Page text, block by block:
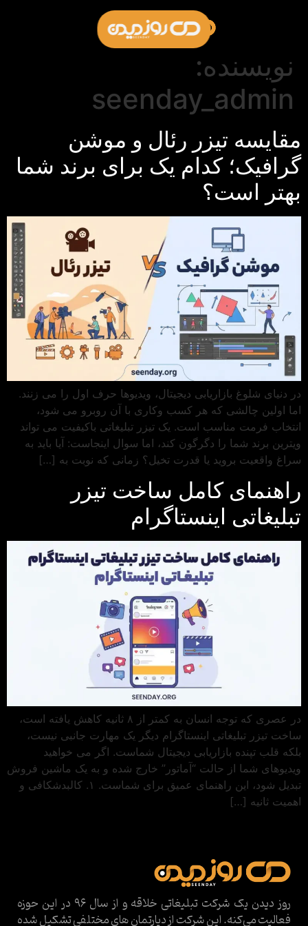
نویسنده:
seenday_admin
مقایسه تیزر رئال و موشن
گرافیک؛ کدام یک برای برند شما
بهتر است؟
در دنیای شلوغ بازاریابی دیجیتال، ویدیوها حرف اول را می زنند.
اما اولین چالشی که هر کسب وکاری با آن روبرو می شود،
انتخاب فرمت مناسب است. یک تیزر تبلیغاتی باکیفیت می تواند
ویترین برند شما را دگرگون کند، اما سوال اینجاست: آیا باید به
سراغ واقعیت بروید یا قدرت تخیل؟ زمانی که نوبت به […]
راهنمای کامل ساخت تیزر
تبلیغاتی اینستاگرام
در عصری که توجه انسان به کمتر از ۸ ثانیه کاهش یافته است،
ساخت تیزر تبلیغاتی اینستاگرام دیگر یک مهارت جانبی نیست،
بلکه قلب تپنده بازاریابی دیجیتال شماست. اگر می خواهید
ویدیوهای شما از حالت “آماتور” خارج شده و به یک ماشین فروش
تبدیل شود، این راهنمای عمیق برای شماست. ۱. کالبدشکافی و
اهمیت ثانیه […]
روز دیدن یک شرکت تبلیغاتی خلاقه و از سال ۹۶ در این حوزه
فعالیت می‌کنه. این شرکت از دپارتمان های مختلفی تشکیل شده